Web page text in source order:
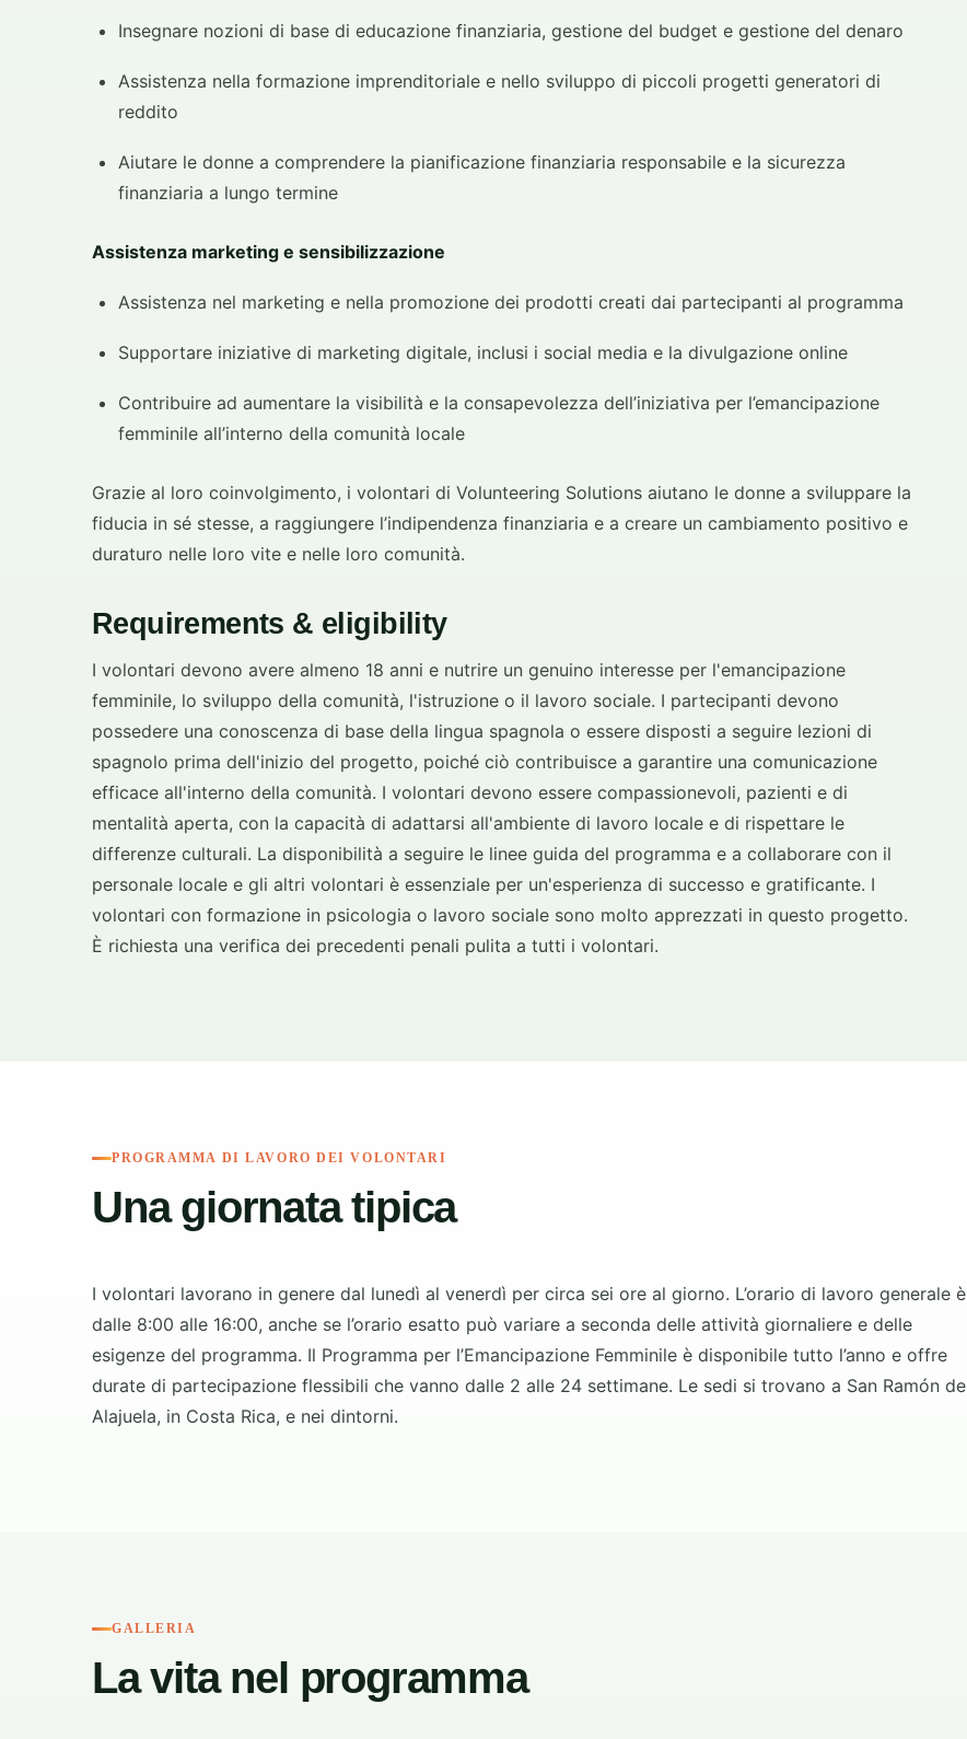
Insegnare nozioni di base di educazione finanziaria, gestione del budget e gestione del denaro
Assistenza nella formazione imprenditoriale e nello sviluppo di piccoli progetti generatori di
reddito
Aiutare le donne a comprendere la pianificazione finanziaria responsabile e la sicurezza
finanziaria a lungo termine
Assistenza marketing e sensibilizzazione
Assistenza nel marketing e nella promozione dei prodotti creati dai partecipanti al programma
Supportare iniziative di marketing digitale, inclusi i social media e la divulgazione online
Contribuire ad aumentare la visibilità e la consapevolezza dell’iniziativa per l’emancipazione
femminile all’interno della comunità locale
Grazie al loro coinvolgimento, i volontari di Volunteering Solutions aiutano le donne a sviluppare la
fiducia in sé stesse, a raggiungere l’indipendenza finanziaria e a creare un cambiamento positivo e
duraturo nelle loro vite e nelle loro comunità.
Requirements & eligibility
I volontari devono avere almeno 18 anni e nutrire un genuino interesse per l'emancipazione
femminile, lo sviluppo della comunità, l'istruzione o il lavoro sociale. I partecipanti devono
possedere una conoscenza di base della lingua spagnola o essere disposti a seguire lezioni di
spagnolo prima dell'inizio del progetto, poiché ciò contribuisce a garantire una comunicazione
efficace all'interno della comunità. I volontari devono essere compassionevoli, pazienti e di
mentalità aperta, con la capacità di adattarsi all'ambiente di lavoro locale e di rispettare le
differenze culturali. La disponibilità a seguire le linee guida del programma e a collaborare con il
personale locale e gli altri volontari è essenziale per un'esperienza di successo e gratificante. I
volontari con formazione in psicologia o lavoro sociale sono molto apprezzati in questo progetto.
È richiesta una verifica dei precedenti penali pulita a tutti i volontari.
PROGRAMMA DI LAVORO DEI VOLONTARI
Una giornata tipica
I volontari lavorano in genere dal lunedì al venerdì per circa sei ore al giorno. L’orario di lavoro generale è
dalle 8:00 alle 16:00, anche se l’orario esatto può variare a seconda delle attività giornaliere e delle
esigenze del programma. Il Programma per l’Emancipazione Femminile è disponibile tutto l’anno e offre
durate di partecipazione flessibili che vanno dalle 2 alle 24 settimane. Le sedi si trovano a San Ramón de
Alajuela, in Costa Rica, e nei dintorni.
GALLERIA
La vita nel programma